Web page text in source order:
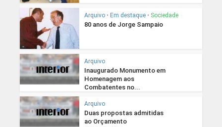
Arquivo • Em destaque • Sociedade
80 anos de Jorge Sampaio
Arquivo
Inaugurado Monumento em
Homenagem aos
Combatentes no...
Arquivo
Duas propostas admitidas
ao Orçamento